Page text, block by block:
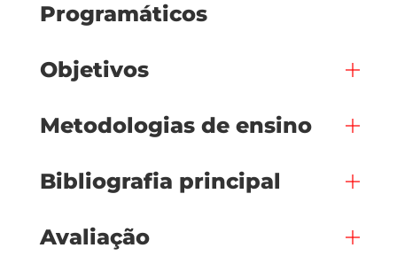
Programáticos
Objetivos
Metodologias de ensino
Bibliografia principal
Avaliação